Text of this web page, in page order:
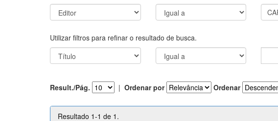
Utilizar filtros para refinar o resultado de busca.
Result./Pág. | Ordenar por Ordenar
Resultado 1-1 de 1.